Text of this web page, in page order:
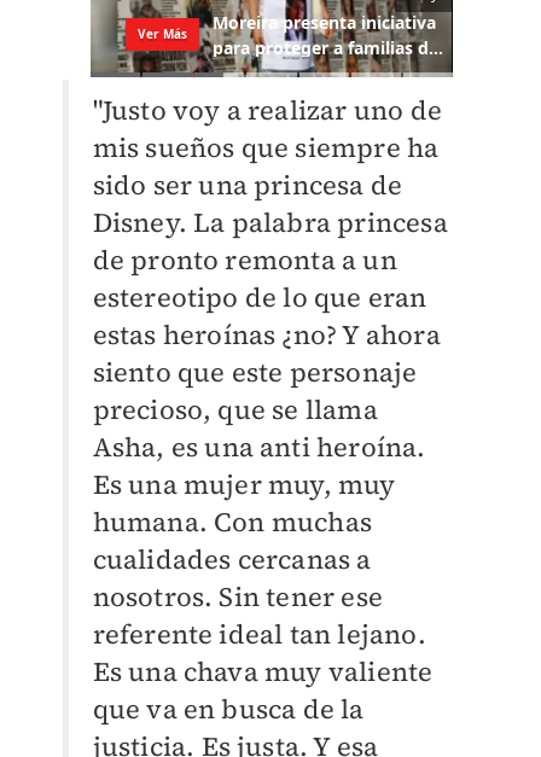
"Justo voy a realizar uno de
mis sueños que siempre ha
sido ser una princesa de
Disney. La palabra princesa
de pronto remonta a un
estereotipo de lo que eran
estas heroínas ¿no? Y ahora
siento que este personaje
precioso, que se llama
Asha, es una anti heroína.
Es una mujer muy, muy
humana. Con muchas
cualidades cercanas a
nosotros. Sin tener ese
referente ideal tan lejano.
Es una chava muy valiente
que va en busca de la
justicia. Es justa. Y esa